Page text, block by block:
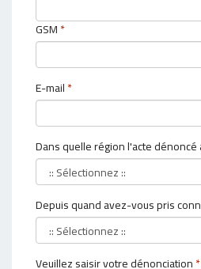
GSM*
E-mail*
Dans quelle région l'acte dénoncé
Depuis quand avez-vous pris
Veuillez saisir votre dénonciation*